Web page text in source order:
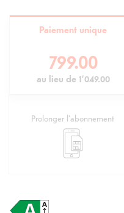
Paiement unique
799.00
au lieu de 1’049.00
Prolonger l'abonnement